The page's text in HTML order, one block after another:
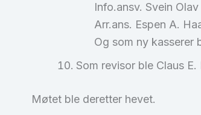
Info.ansv. Svein Olav
Arr.ans. Espen A.
Og som ny kasserer
Som revisor ble Claus
Møtet ble deretter hevet.